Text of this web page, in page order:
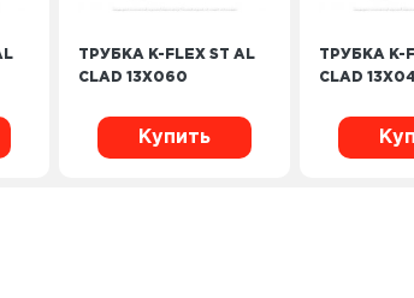
ТРУБКА K-FLEX ST AL
CLAD 13Х060
Купить
ТРУБКА K-
CLAD